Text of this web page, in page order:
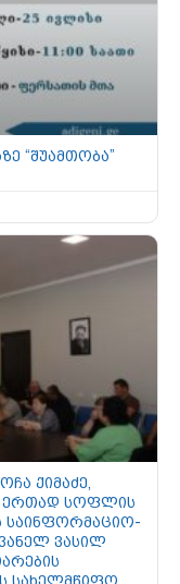
“შუამთობა”
ქიმაძე,
ერთად სოფლის
საინფორმაციო-
ვასილ